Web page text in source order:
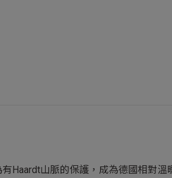
Haardt山脈的保護，成為德國相對